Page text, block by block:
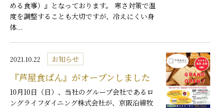
める食事）』となっております。 寒さ対策で温
度を調整することも大切ですが、冷えにくい身
体...
2021.10.22 お知らせ
『芦屋食ぱん』がオープンしました
10月10日（日）、当社のグループ会社であるロ
ングライフダイニング株式会社が、京阪沿線牧